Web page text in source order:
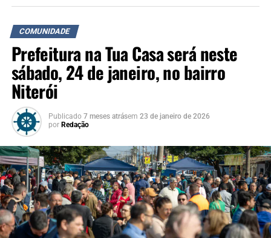
longo da manhã.
COMUNIDADE
Prefeitura na Tua Casa será neste
sábado, 24 de janeiro, no bairro
Niterói
Publicado 7 meses atrásem 23 de janeiro de 2026
por Redação